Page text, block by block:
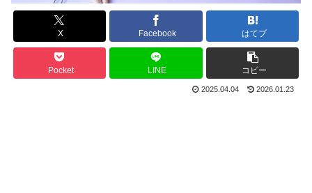
X Facebook はてブ
Pocket LINE コピー
2025.04.04 2026.01.23